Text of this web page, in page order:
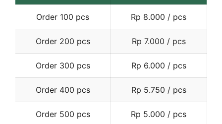
Order 100 pcs Rp 8.000 / pcs
Order 200 pcs Rp 7.000 / pcs
Order 300 pcs Rp 6.000 / pcs
Order 400 pcs Rp 5.750 / pcs
Order 500 pcs Rp 5.000 / pcs